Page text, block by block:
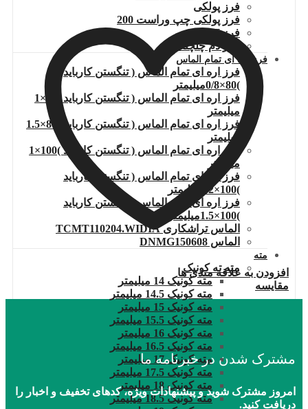
فرز پولکی
فرز پولکی چپ وراست 200
فرز T
فرز دم چلچله
فرز اره ای تمام الماس
فرز اره ای تمام الماس ( تنگستن کارباید
)80×0/8میلیمتر
فرز اره ای تمام الماس ( تنگستن کارباید )80×1
میلیمتر
فرز اره ای تمام الماس ( تنگستن کارباید )80×1.5
میلیمتر
فرز اره ای تمام الماس ( تنگستن کارباید )100×1
میلیمتر
فرز اره ای تمام الماس ( تنگستن کارباید
)100×1.2میلیمتر
فرز اره ای تمام الماس ( تنگستن کارباید
)100×1.5میلیمتر
الماس تراشکاری TCMT110204.WIDIA
الماس DNMG150608
مته
مته ته کونیک
مته کونیک 14 میلیمتر
مته کونیک 14.5 میلیمتر
مته کونیک 15 میلیمتر
مته کونیک 15.5 میلیمتر
مته کونیک 16 میلیمتر
مته کونیک 16.5 میلیمتر
مته کونیک 17 میلیمتر
مته کونیک 17.5 میلیمتر
مته کونیک 18 میلیمتر
مته کونیک 18.5 میلیمتر
افزودن به علاقه مندی ها
مقایسه
مشترک شدن در خبرنامه ما
امروز مشترک شوید و پیشنهادات ویژه، کدهای تخفیف و اخبار را
دریافت کنید.